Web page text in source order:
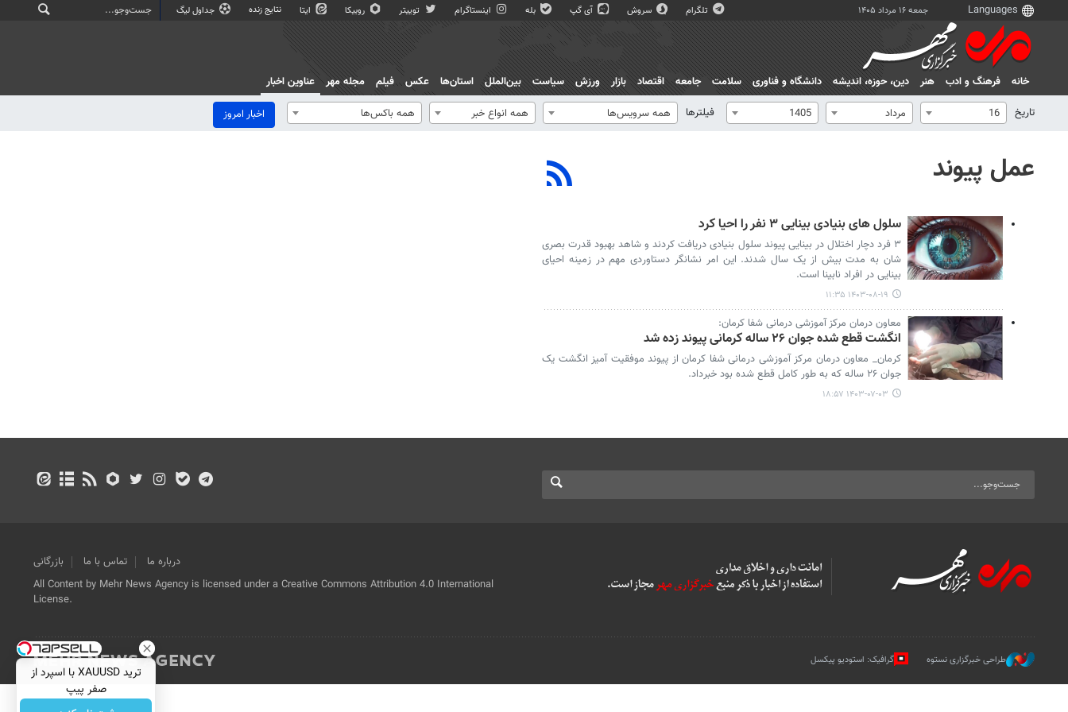
جمعه ۱۶ مرداد ۱۴۰۵ تلگرام سروش آی گپ بله اینستاگرام توییتر روبیکا ایتا نتایج زنده جداول لیگ
خانه فرهنگ و ادب هنر دين، حوزه، انديشه دانشگاه و فناوری سلامت جامعه اقتصاد بازار ورزش سیاست بین‌الملل استان‌ها عکس فیلم مجله مهر
عناوین اخبار
تاریخ
16 مرداد 1405 فیلترها همه سرویس‌ها همه انواع خبر همه باکس‌ها اخبار امروز
عمل پیوند
سلول های بنیادی بینایی ۳ نفر را احیا کرد
۳ فرد دچار اختلال در بینایی پیوند سلول بنیادی دریافت کردند و شاهد بهبود قدرت بصری
شان به مدت بیش از یک سال شدند. این امر نشانگر دستاوردی مهم در زمینه احیای
بینایی در افراد نابینا است.
۱۴۰۳-۰۸-۱۹ ۱۱:۳۵
معاون درمان مرکز آموزشی درمانی شفا کرمان:
انگشت قطع شده جوان ٢۶ ساله کرمانی پیوند زده شد
کرمان_ معاون درمان مرکز آموزشی درمانی شفا کرمان از پیوند موفقیت آمیز انگشت یک
جوان ۲۶ ساله که به طور کامل قطع شده بود خبرداد.
۱۴۰۳-۰۷-۰۳ ۱۸:۵۷
درباره ما تماس با ما
بازرگانی
All Content by Mehr News Agency is licensed under a Creative Commons Attribution 4.0 International
License.
طراحی خبرگزاری نستوه گرافیک: استودیو پیکسل
ترید XAUUSD با اسپرد از
صفر پیپ